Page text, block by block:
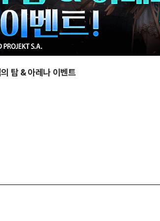
탑 & 아레나 이벤트